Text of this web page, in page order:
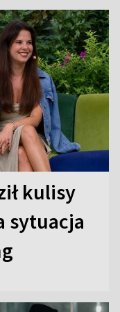
kulisy
sytuacja